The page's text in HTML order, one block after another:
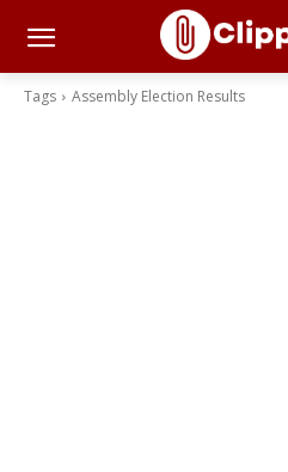
Tags Assembly Election Results